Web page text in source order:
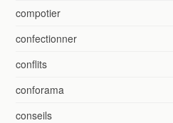
compotier
confectionner
conflits
conforama
conseils